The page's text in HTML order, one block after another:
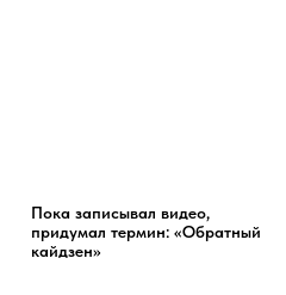
Пока записывал видео,
придумал термин: «Обратный
кайдзен»